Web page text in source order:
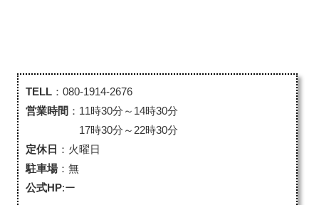
TELL ：080-1914-2676
営業時間 ：11時30分～14時30分
17時30分～22時30分
定休日 ：火曜日
駐車場：無
公式HP:ー